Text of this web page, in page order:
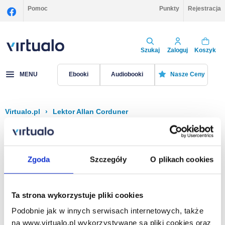
Zgoda Szczegóły O plikach cookies
Ta strona wykorzystuje pliki cookies
Podobnie jak w innych serwisach internetowych, także
na www.virtualo.pl wykorzystywane są pliki cookies oraz
Pomoc Punkty Rejestracja
Szukaj Zaloguj Koszyk
MENU Ebooki Audiobooki Nasze Ceny
Virtualo.pl › Lektor Allan Corduner
Filtruj Sortuj
Na stronie